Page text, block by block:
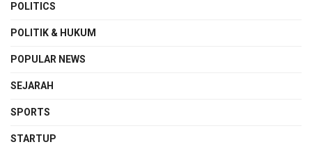
POLITICS
POLITIK & HUKUM
POPULAR NEWS
SEJARAH
SPORTS
STARTUP